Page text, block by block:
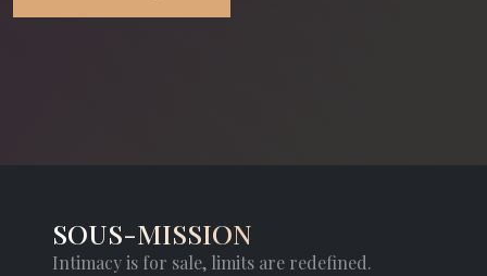
SOUS-MISSION
Intimacy is for sale, limits are redefined.